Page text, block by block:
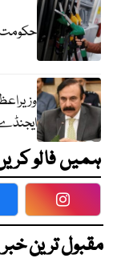
حکومت
ہمیں فالو
مقبول ترین